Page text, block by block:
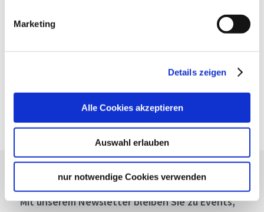
Marketing
Details zeigen
Alle Cookies akzeptieren
Auswahl erlauben
nur notwendige Cookies verwenden
Stuttgart Touren
Tour buchen
Lassen Sie sich inspirieren!
Mit unserem Newsletter bleiben Sie zu Events,